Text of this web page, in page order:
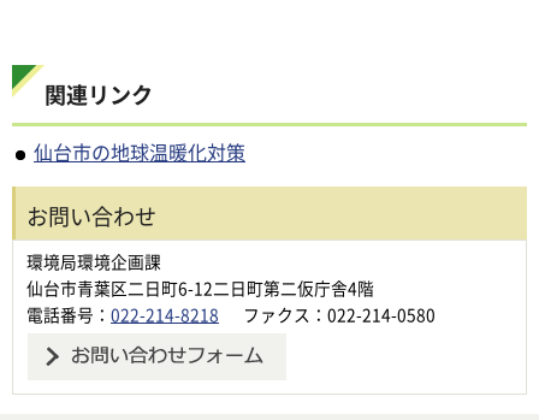
関連リンク
仙台市の地球温暖化対策
お問い合わせ
環境局環境企画課
仙台市青葉区二日町6-12二日町第二仮庁舎4階
電話番号： 022-214-8218 ファクス：022-214-0580